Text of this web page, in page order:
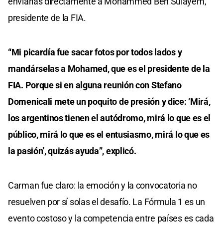
presidente de la FIA.
“Mi picardía fue sacar fotos por todos lados y
mandárselas a Mohamed, que es el presidente de la
FIA. Porque si en alguna reunión con Stefano
Domenicali mete un poquito de presión y dice: ‘Mirá,
los argentinos tienen el autódromo, mirá lo que es el
público, mirá lo que es el entusiasmo, mirá lo que es
la pasión’, quizás ayuda”, explicó.
Carman fue claro: la emoción y la convocatoria no
resuelven por sí solas el desafío. La Fórmula 1 es un
evento costoso y la competencia entre países es cada